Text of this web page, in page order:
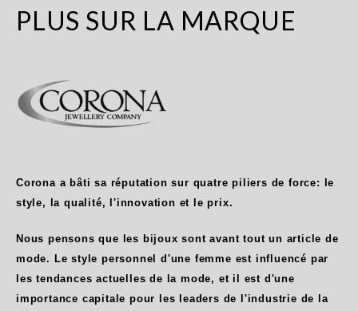
PLUS SUR LA MARQUE
Corona a bâti sa réputation sur quatre piliers de force: le
style, la qualité, l'innovation et le prix.
Nous pensons que les bijoux sont avant tout un article de
mode. Le style personnel d'une femme est influencé par
les tendances actuelles de la mode, et il est d'une
importance capitale pour les leaders de l'industrie de la